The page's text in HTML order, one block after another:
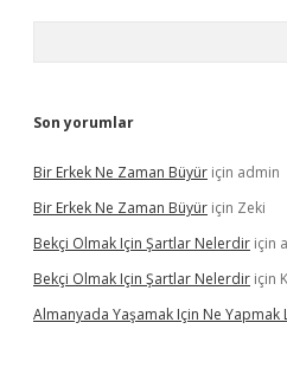
Son yorumlar
Bir Erkek Ne Zaman Büyür için admin
Bir Erkek Ne Zaman Büyür için Zeki
Bekçi Olmak Için Şartlar Nelerdir için
Bekçi Olmak Için Şartlar Nelerdir için
Almanyada Yaşamak Için Ne Yapmak